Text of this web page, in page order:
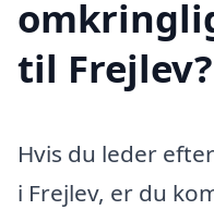
til Frejlev?
Hvis du leder
i Frejlev, er du